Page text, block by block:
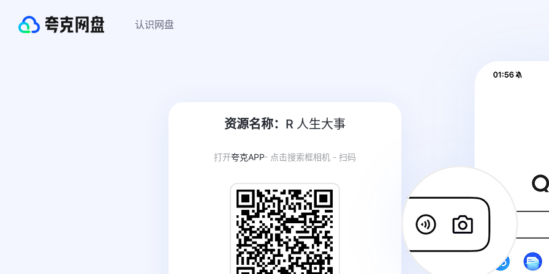
认识网盘
资源名称： R 人生大事
打开夸克APP- 点击搜索框相机 - 扫码